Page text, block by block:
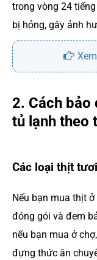
trong vòng 24
bị hỏng, gây ảnh
2. Cách
tủ lạnh theo
Các loại thịt
Nếu bạn mua thịt
đóng gói và đem
nếu bạn mua ở
đựng thức ăn